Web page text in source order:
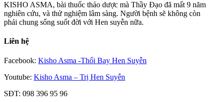
KISHO ASMA, bài thuốc thảo dược mà Thầy Đạo đã mất 9 năm
nghiên cứu, và thử nghiệm lâm sàng. Người bệnh sẽ không còn
phải chung sống suốt đời với Hen suyễn nữa.
Liên hệ
Facebook: Kisho Asma -Thổi Bay Hen Suyễn
Youtube: Kisho Asma – Trị Hen Suyễn
SĐT: 098 396 95 96